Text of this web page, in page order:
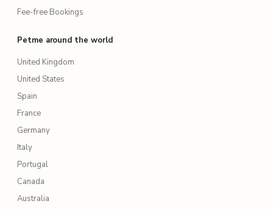
Fee-free Bookings
Petme around the world
United Kingdom
United States
Spain
France
Germany
Italy
Portugal
Canada
Australia